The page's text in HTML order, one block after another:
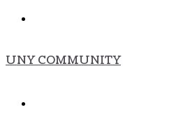
UNY COMMUNITY